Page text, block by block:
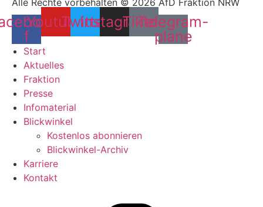
Alle Rechte vorbehalten © 2026 AfD Fraktion NRW
f
YoutubeTwitter
Instagram
Tiktok
Telegram-
plane
Start
Aktuelles
Fraktion
Presse
Infomaterial
Blickwinkel
Kostenlos abonnieren
Blickwinkel-Archiv
Karriere
Kontakt